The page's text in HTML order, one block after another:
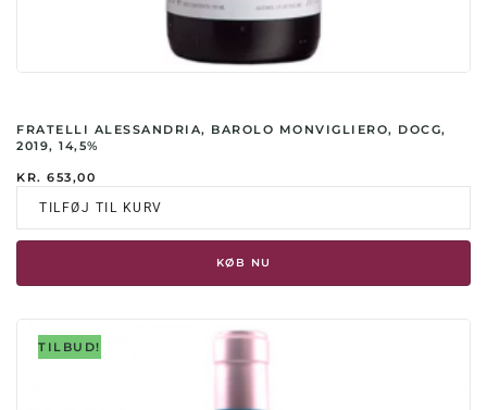
FRATELLI ALESSANDRIA, BAROLO MONVIGLIERO, DOCG,
2019, 14,5%
KR. 653,00
TILFØJ TIL KURV
KØB NU
TILBUD!